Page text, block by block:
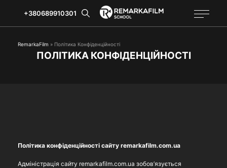
+380689910301
RemarkaFilm » Політика Конфіденційності
ПОЛІТИКА КОНФІДЕНЦІЙНОСТІ
Політика конфіденційності сайту remarkafilm.com.ua
Адміністрація сайту remarkafilm.com.ua зобов’язується